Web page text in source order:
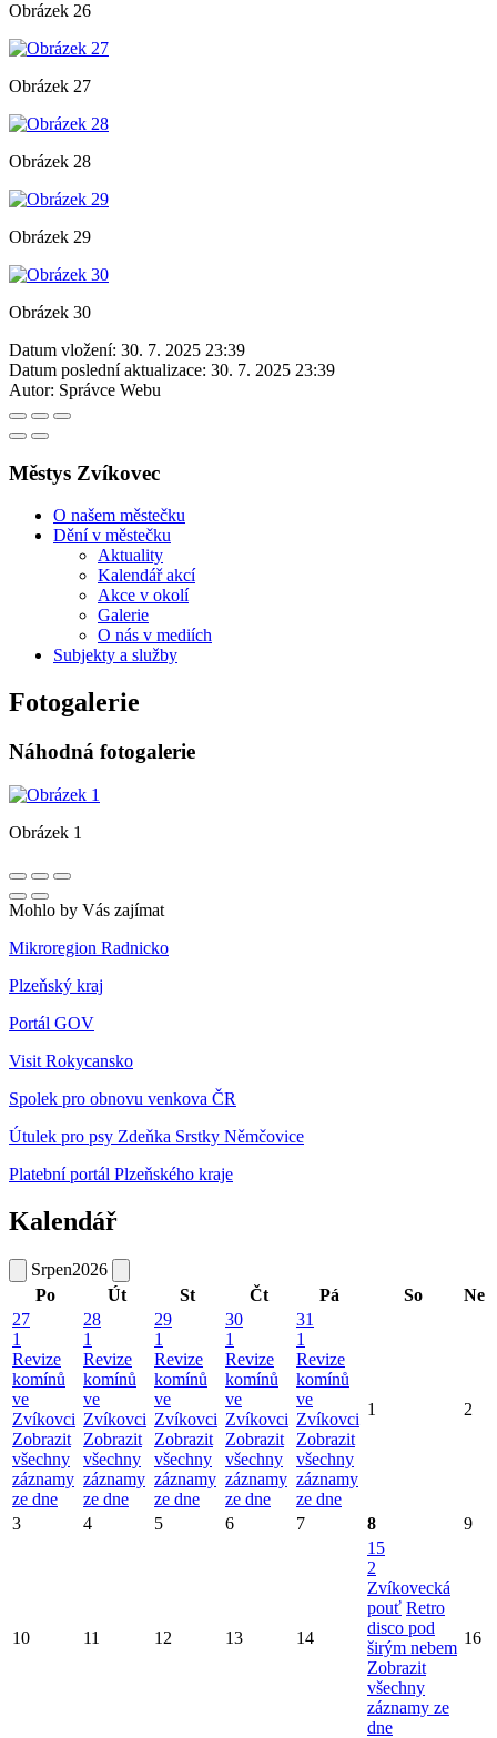
Obrázek 26
Obrázek 27
Obrázek 28
Obrázek 29
Obrázek 30
Datum vložení: 30. 7. 2025 23:39
Datum poslední aktualizace: 30. 7. 2025 23:39
Autor: Správce Webu
Městys Zvíkovec
O našem městečku
Dění v městečku
Aktuality
Kalendář akcí
Akce v okolí
Galerie
O nás v mediích
Subjekty a služby
Fotogalerie
Náhodná fotogalerie
Obrázek 1
Mohlo by Vás zajímat
Mikroregion Radnicko
Plzeňský kraj
Portál GOV
Visit Rokycansko
Spolek pro obnovu venkova ČR
Útulek pro psy Zdeňka Srstky Němčovice
Platební portál Plzeňského kraje
Kalendář
Srpen2026
Po
Út St Čt Pá So
Ne
27
1
Revize
komínů
ve
Zvíkovci
Zobrazit
všechny
záznamy
ze dne
28
1
Revize
komínů
ve
Zvíkovci
Zobrazit
všechny
záznamy
ze dne
29
1
Revize
komínů
ve
Zvíkovci
Zobrazit
všechny
záznamy
ze dne
30
1
Revize
komínů
ve
Zvíkovci
Zobrazit
všechny
záznamy
ze dne
31
1
Revize
komínů
ve
Zvíkovci
Zobrazit
všechny
záznamy
ze dne
1 2
3 4 5 6 7 8 9
10 11 12 13 14
15
2
Zvíkovecká
pouť Retro
disco pod
širým nebem
Zobrazit
všechny
záznamy ze
dne
16